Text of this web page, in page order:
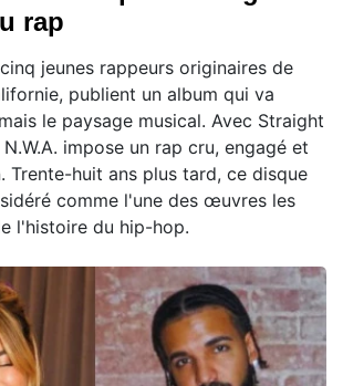
rap
jeunes rappeurs originaires de
publient un album qui va
le paysage musical. Avec Straight
impose un rap cru, engagé et
Trente-huit ans plus tard, ce disque
comme l'une des œuvres les
l'histoire du hip-hop.